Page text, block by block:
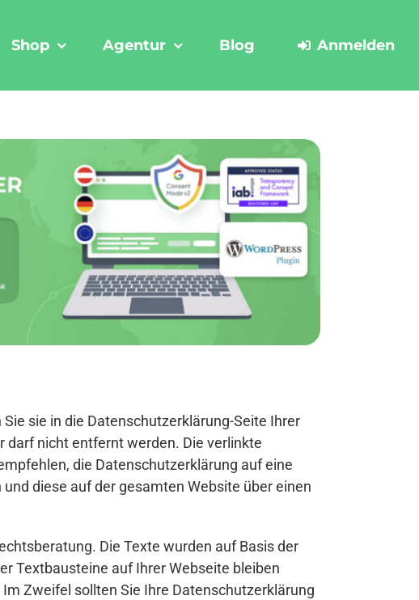
Shop Agentur Blog Anmelden
sie in die Datenschutzerklärung-Seite Ihrer
darf nicht entfernt werden. Die verlinkte
die Datenschutzerklärung auf eine
diese auf der gesamten Website über einen
Die Texte wurden auf Basis der
Textbausteine auf Ihrer Webseite bleiben
Zweifel sollten Sie Ihre Datenschutzerklärung